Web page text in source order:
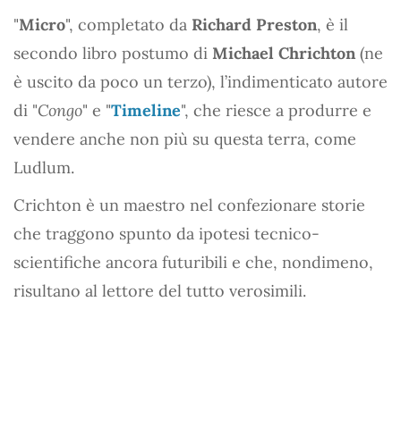
"Micro", completato da Richard Preston, è il
secondo libro postumo di Michael Chrichton (ne
è uscito da poco un terzo), l’indimenticato autore
di "Congo" e "Timeline", che riesce a produrre e
vendere anche non più su questa terra, come
Ludlum.
Crichton è un maestro nel confezionare storie
che traggono spunto da ipotesi tecnico-
scientifiche ancora futuribili e che, nondimeno,
risultano al lettore del tutto verosimili.